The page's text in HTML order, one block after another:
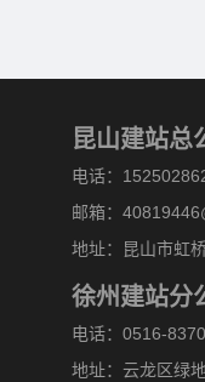
昆山建站总
电话：
邮箱：
地址：昆山市虹
徐州建站分
电话：0516-
地址：云龙区绿